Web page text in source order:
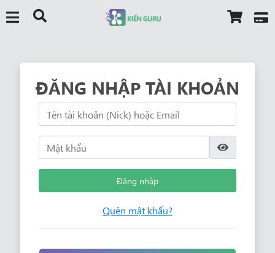
ĐĂNG NHẬP TÀI KHOẢN
Đăng nhập
Quên mật khẩu?